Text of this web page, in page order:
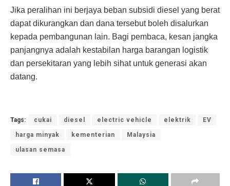
Jika peralihan ini berjaya beban subsidi diesel yang berat
dapat dikurangkan dan dana tersebut boleh disalurkan
kepada pembangunan lain. Bagi pembaca, kesan jangka
panjangnya adalah kestabilan harga barangan logistik
dan persekitaran yang lebih sihat untuk generasi akan
datang.
Tags: cukai diesel electric vehicle elektrik EV
harga minyak kementerian Malaysia
ulasan semasa